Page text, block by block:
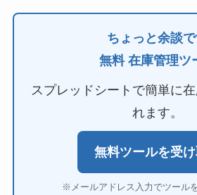
ちょっと余談
無料 在庫管理ツ
スプレッドシートで簡単に
れます。
無料ツールを受
※メールアドレス入力でツール